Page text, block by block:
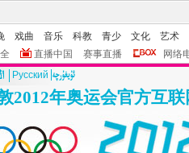
戏曲 音乐 科教 青少 文化
艺术
直播中国 赛事直播
网络
Pусский
2012年奥运会官方互